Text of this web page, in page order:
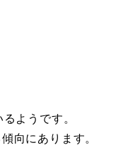
ようです。
向にあります。